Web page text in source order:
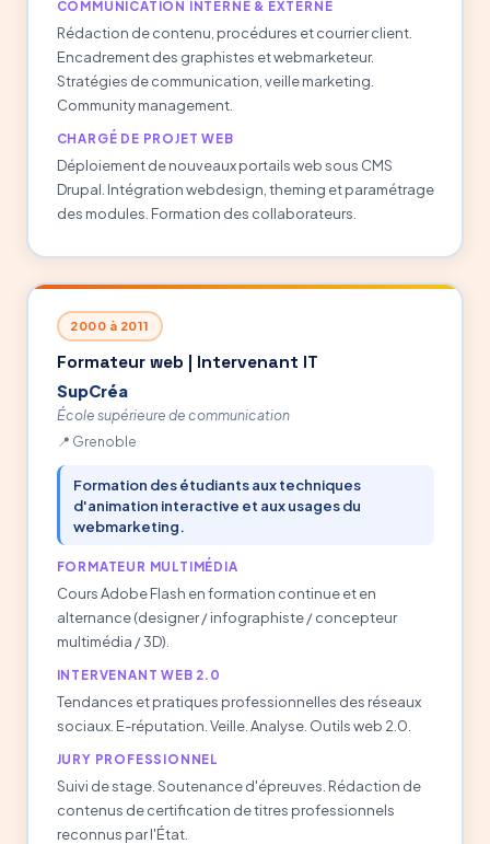
COMMUNICATION INTERNE & EXTERNE
Rédaction de contenu, procédures et courrier client.
Encadrement des graphistes et webmarketeur.
Stratégies de communication, veille marketing.
Community management.
CHARGÉ DE PROJET WEB
Déploiement de nouveaux portails web sous CMS
Drupal. Intégration webdesign, theming et paramétrage
des modules. Formation des collaborateurs.
2000 à 2011
Formateur web | Intervenant IT
SupCréa
École supérieure de communication
Grenoble
Formation des étudiants aux techniques
d'animation interactive et aux usages du
webmarketing.
FORMATEUR MULTIMÉDIA
Cours Adobe Flash en formation continue et en
alternance (designer / infographiste / concepteur
multimédia / 3D).
INTERVENANT WEB 2.0
Tendances et pratiques professionnelles des réseaux
sociaux. E-réputation. Veille. Analyse. Outils web 2.0.
JURY PROFESSIONNEL
Suivi de stage. Soutenance d'épreuves. Rédaction de
contenus de certification de titres professionnels
reconnus par l'État.